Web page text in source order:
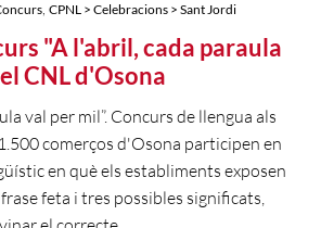
CPNL > Celebracions > Sant Jordi
"A l'abril, cada paraula
CNL d'Osona
val per mil”. Concurs de llengua als
comerços d'Osona participen en
en què els establiments exposen
feta i tres possibles significats,